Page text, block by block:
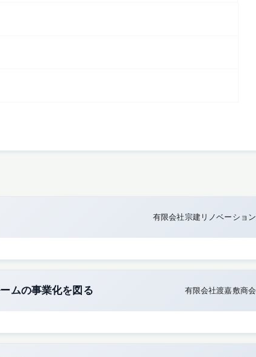
有限会社宗建リノベーション
ムの事業化を図る 有限会社渡嘉敷商会